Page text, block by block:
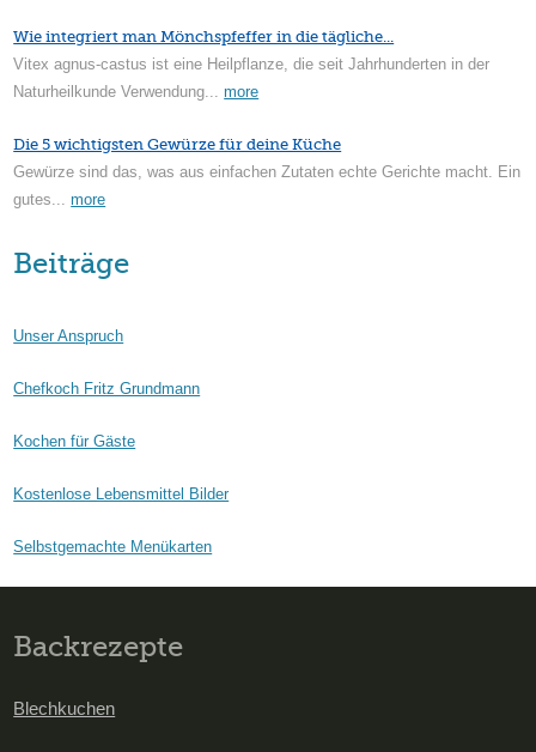
Wie integriert man Mönchspfeffer in die tägliche...
Vitex agnus-castus ist eine Heilpflanze, die seit Jahrhunderten in der
Naturheilkunde Verwendung...more
Die 5 wichtigsten Gewürze für deine Küche
Gewürze sind das, was aus einfachen Zutaten echte Gerichte macht. Ein
gutes...more
Beiträge
Unser Anspruch
Chefkoch Fritz Grundmann
Kochen für Gäste
Kostenlose Lebensmittel Bilder
Selbstgemachte Menükarten
Backrezepte
Blechkuchen